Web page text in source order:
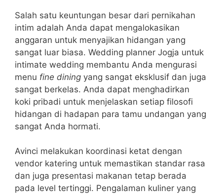
Salah satu keuntungan besar dari pernikahan
intim adalah Anda dapat mengalokasikan
anggaran untuk menyajikan hidangan yang
sangat luar biasa. Wedding planner Jogja untuk
intimate wedding membantu Anda mengurasi
menu fine dining yang sangat eksklusif dan juga
sangat berkelas. Anda dapat menghadirkan
koki pribadi untuk menjelaskan setiap filosofi
hidangan di hadapan para tamu undangan yang
sangat Anda hormati.
Avinci melakukan koordinasi ketat dengan
vendor katering untuk memastikan standar rasa
dan juga presentasi makanan tetap berada
pada level tertinggi. Pengalaman kuliner yang